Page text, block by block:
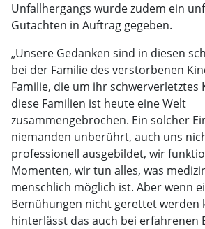
Unfallhergangs wurde zudem ein
Gutachten in Auftrag gegeben.
„Unsere Gedanken sind in diesen
bei der Familie des verstorbenen
Familie, die um ihr schwerverletztes
diese Familien ist heute eine Welt
zusammengebrochen. Ein solcher
niemanden unberührt, auch uns
professionell ausgebildet, wir
Momenten, wir tun alles, was
menschlich möglich ist. Aber wenn
Bemühungen nicht gerettet werden
hinterlässt das auch bei erfahrenen